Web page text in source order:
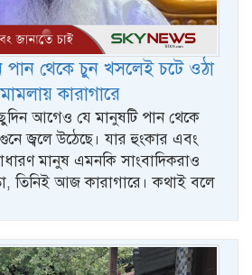
পান থেকে চুন খসলেই চটে ওঠা
কারাগারে
আগেও যে মানুষটি পান থেকে
জ্বলে উঠেছে। যার হুংকার এবং
মানুষ এমনকি সাংবাদিকরাও
তিনিই আজ কারাগারে। কথাই বলে